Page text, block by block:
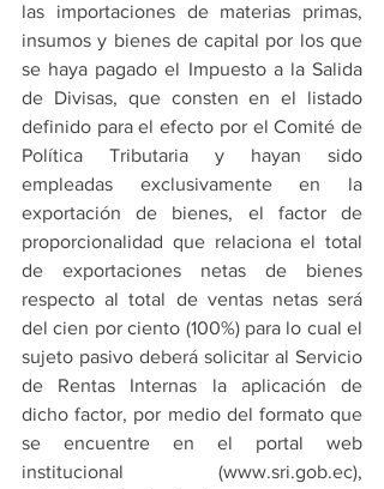
las importaciones de materias primas,
insumos y bienes de capital por los que
se haya pagado el Impuesto a la Salida
de Divisas, que consten en el listado
definido para el efecto por el Comité de
Política Tributaria y hayan sido
empleadas exclusivamente en la
exportación de bienes, el factor de
proporcionalidad que relaciona el total
de exportaciones netas de bienes
respecto al total de ventas netas será
del cien por ciento (100%) para lo cual el
sujeto pasivo deberá solicitar al Servicio
de Rentas Internas la aplicación de
dicho factor, por medio del formato que
se encuentre en el portal web
institucional (www.sri.gob.ec),